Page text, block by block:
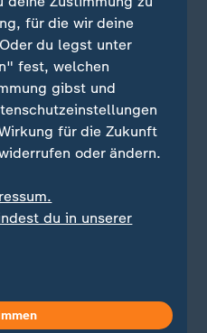
Schlechte
Richtwerten
neue europäische
mit der sich die EU an
Demnach sollen ab
europaweit
für NO2
pro Kubikmeter
für feinere
25 auf 10 Mikrogramm.
für die wir deine
du legst unter
fest, welchen
gibst und
für die Zukunft
oder ändern.
du in unserer